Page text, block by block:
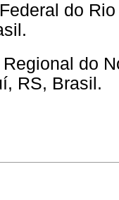
do
do
RS, Brasil.